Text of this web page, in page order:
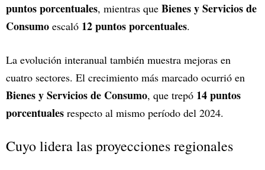
puntos porcentuales, mientras que Bienes y Servicios de
Consumo escaló 12 puntos porcentuales.
La evolución interanual también muestra mejoras en
cuatro sectores. El crecimiento más marcado ocurrió en
Bienes y Servicios de Consumo, que trepó 14 puntos
porcentuales respecto al mismo período del 2024.
Cuyo lidera las proyecciones regionales